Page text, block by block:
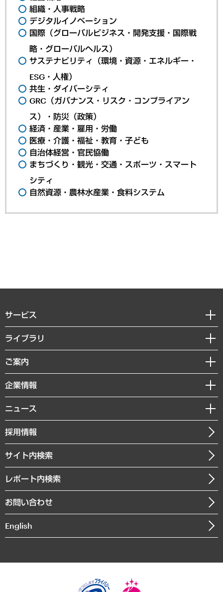
組織・人事戦略
デジタルイノベーション
国際（グローバルビジネス・開発支援・国際戦
略・グローバルヘルス）
サステナビリティ（環境・資源・エネルギー・
ESG・人権）
共生・ダイバーシティ
GRC（ガバナンス・リスク・コンプライアン
ス）・防災（政策）
経済・産業・雇用・労働
医療・介護・福祉・教育・子ども
自治体経営・官民協働
まちづくり・観光・交通・スポーツ・スマート
シティ
自然資源・農林水産業・食料システム
サービス
経営戦略
組織・人事戦略
デジタルイノベーション
共生・ダイバーシティ
GRC（ガバナンス・リスク・コンプライアンス）・防災（政策）
経済・産業・雇用・労働
まちづくり・観光・交通・スポーツ・スマートシティ
自然資源・農林水産業・食料システム
ライブラリ
経済調査
レポート
コラム
経営用語集
受託・受注実績（官公庁関連）
メディア掲載・出演
ご案内
セミナー・イベント情報
MUFGビジネスセミナー
受託案件情報
企業情報
私たちの想い
社長メッセージ
会社概要
沿革
組織図・本部部室紹介
インドネシア現地法人
個人情報保護方針
ニュース
ニュースリリース
お知らせ
採用情報
サイト内検索
レポート内検索
お問い合わせ
English